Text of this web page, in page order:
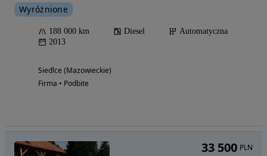
Wyróżnione
188 000 km Diesel
Automatyczna
2013
Siedlce (Mazowieckie)
Firma • Podbite
33 500 PLN